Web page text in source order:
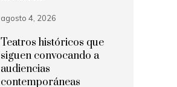
agosto 4, 2026
Teatros históricos que
siguen convocando a
audiencias
contemporáneas